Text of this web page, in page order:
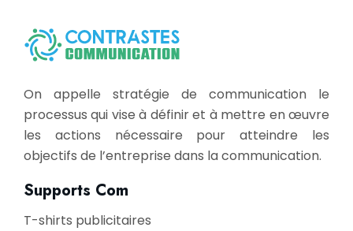
On appelle stratégie de communication le
processus qui vise à définir et à mettre en œuvre
les actions nécessaire pour atteindre les
objectifs de l’entreprise dans la communication.
Supports Com
T-shirts publicitaires